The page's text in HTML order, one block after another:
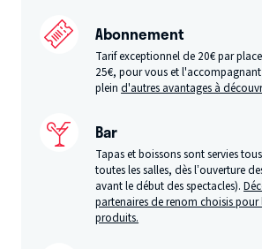
Abonnement
Tarif exceptionnel de 20€ par
25€, pour vous et
pleind'autres avantages à
Bar
Tapas et boissons sont servies
toutes les salles, dès l’ouverture
avant le début des spectacles).
partenaires de renom choisis
produits.